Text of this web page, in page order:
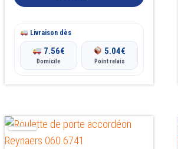
sur
page
produit
Livraison dès
7.56€
Domicile
5.04€
Point relais
Ce
produit